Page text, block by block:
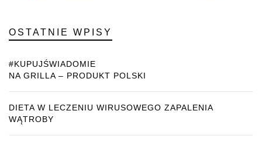
OSTATNIE WPISY
#KUPUJŚWIADOMIE
NA GRILLA – PRODUKT POLSKI
DIETA W LECZENIU WIRUSOWEGO ZAPALENIA
WĄTROBY